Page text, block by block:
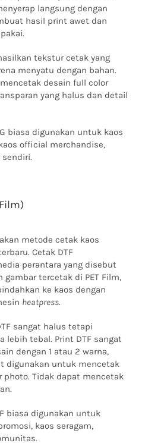
langsung dengan
hasil print awet dan
tekstur cetak yang
menyatu dengan bahan.
desain full color
yang halus dan detail
biasa digunakan untuk kaos
official merchandise,
metode cetak kaos
Cetak DTF
perantara yang disebut
gambar tercetak di PET Film,
ke kaos dengan
heatpress.
sangat halus tetapi
lebih tebal. Print DTF sangat
dengan 1 atau 2 warna,
digunakan untuk mencetak
photo. Tidak dapat mencetak
biasa digunakan untuk
kaos seragam,